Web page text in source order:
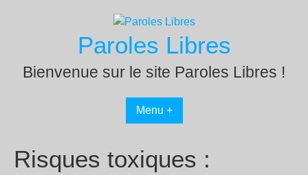
Paroles Libres
Bienvenue sur le site Paroles Libres !
Menu +
Risques toxiques :